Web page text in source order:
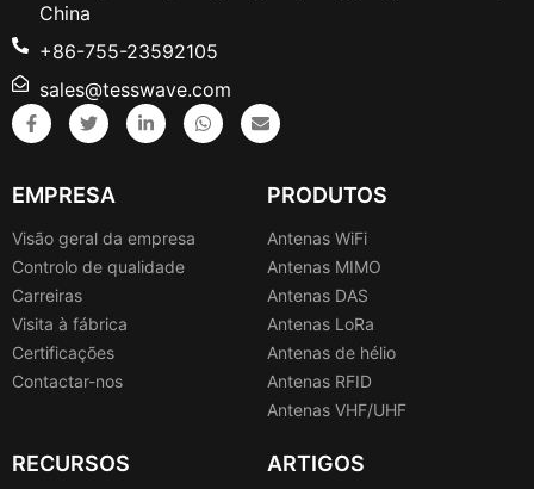
China
+86-755-23592105
sales@tesswave.com
EMPRESA
Visão geral da empresa
Controlo de qualidade
Carreiras
Visita à fábrica
Certificações
Contactar-nos
PRODUTOS
Antenas WiFi
Antenas MIMO
Antenas DAS
Antenas LoRa
Antenas de hélio
Antenas RFID
Antenas VHF/UHF
RECURSOS ARTIGOS